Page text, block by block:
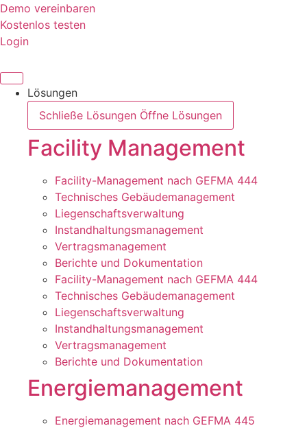
Zum
Inhalt
springen
Demo vereinbaren
Kostenlos testen
Login
Lösungen
Schließe Lösungen Öffne Lösungen
Facility Management
Facility-Management nach GEFMA 444
Technisches Gebäudemanagement
Liegenschaftsverwaltung
Instandhaltungsmanagement
Vertragsmanagement
Berichte und Dokumentation
Facility-Management nach GEFMA 444
Technisches Gebäudemanagement
Liegenschaftsverwaltung
Instandhaltungsmanagement
Vertragsmanagement
Berichte und Dokumentation
Energiemanagement
Energiemanagement nach GEFMA 445